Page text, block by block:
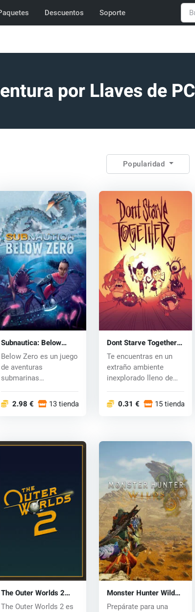
Descuentos Soporte
por Llaves de
Popularidad
Subnautica: Below
Zero (PC) key
Below Zero es un juego
de aventuras
submarinas
Unknown Wor...
2.98 € 13 tiendas
Dont Starve Together
(PC) CD key
Te encuentras en un
extraño ambiente
inexplorado lleno de
0.31 € 15 tiendas
The Outer Worlds 2
(PC) key
The Outer Worlds 2 es
Monster Hunter Wilds
(PC) key
Prepárate para una